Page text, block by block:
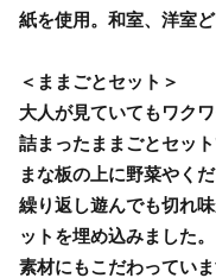
紙を使用。和室、洋室
＜ままごとセット＞
大人が見ていてもワク
詰まったままごとセット
まな板の上に野菜やく
繰り返し遊んでも切れ
ットを埋め込みました。
素材にもこだわってい